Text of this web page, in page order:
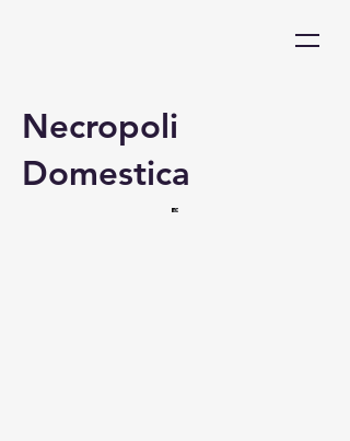
Necropoli
Domestica